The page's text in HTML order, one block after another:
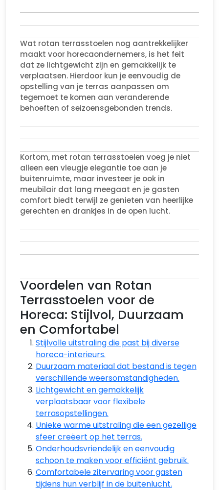
Wat rotan terrasstoelen nog aantrekkelijker
maakt voor horecaondernemers, is het feit
dat ze lichtgewicht zijn en gemakkelijk te
verplaatsen. Hierdoor kun je eenvoudig de
opstelling van je terras aanpassen om
tegemoet te komen aan veranderende
behoeften of seizoensgebonden trends.
Kortom, met rotan terrasstoelen voeg je niet
alleen een vleugje elegantie toe aan je
buitenruimte, maar investeer je ook in
meubilair dat lang meegaat en je gasten
comfort biedt terwijl ze genieten van heerlijke
gerechten en drankjes in de open lucht.
Voordelen van Rotan
Terrasstoelen voor de
Horeca: Stijlvol, Duurzaam
en Comfortabel
Stijlvolle uitstraling die past bij diverse
horeca-interieurs.
Duurzaam materiaal dat bestand is tegen
verschillende weersomstandigheden.
Lichtgewicht en gemakkelijk
verplaatsbaar voor flexibele
terrasopstellingen.
Unieke warme uitstraling die een gezellige
sfeer creëert op het terras.
Onderhoudsvriendelijk en eenvoudig
schoon te maken voor efficiënt gebruik.
Comfortabele zitervaring voor gasten
tijdens hun verblijf in de buitenlucht.